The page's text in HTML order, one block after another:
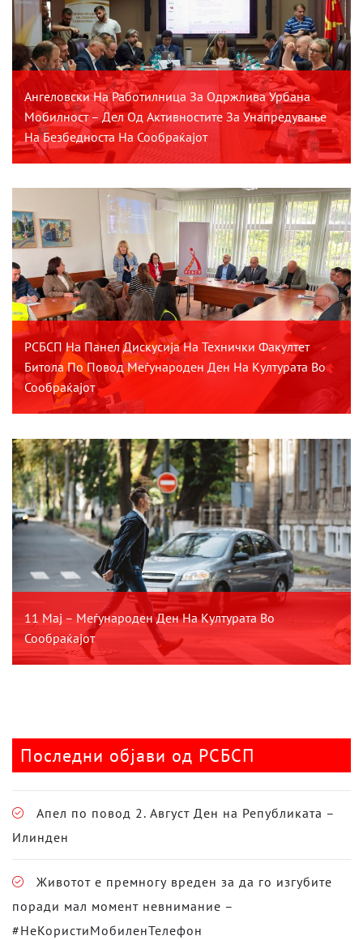
Ангеловски На Работилница За Одржлива Урбана
Мобилност – Дел Од Активностите За Унапредување
На Безбедноста На Сообраќајот
РСБСП На Панел Дискусија На Технички Факултет
Битола По Повод Меѓународен Ден На Културата Во
Сообраќајот
11 Мај – Меѓународен Ден На Културата Во
Сообраќајот
Последни објави од РСБСП
Апел по повод 2. Август Ден на Републиката –
Илинден
Животот е премногу вреден за да го изгубите
поради мал момент невнимание –
#НеКористиМобиленТелефон